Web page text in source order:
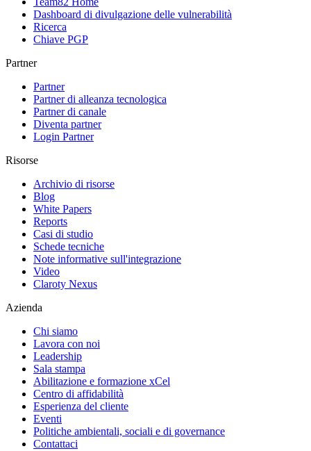
Dashboard di divulgazione delle vulnerabilità
Ricerca
Chiave PGP
Partner
Partner
Partner di alleanza tecnologica
Partner di canale
Diventa partner
Login Partner
Risorse
Archivio di risorse
Blog
White Papers
Reports
Casi di studio
Schede tecniche
Note informative sull'integrazione
Video
Claroty Nexus
Azienda
Chi siamo
Lavora con noi
Leadership
Sala stampa
Abilitazione e formazione xCel
Centro di affidabilità
Esperienza del cliente
Eventi
Politiche ambientali, sociali e di governance
Contattaci